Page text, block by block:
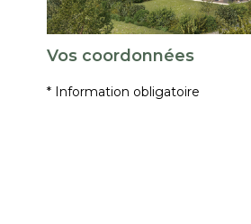
Vos coordonnées
* Information obligatoire